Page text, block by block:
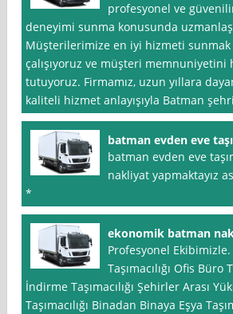
profesyonel ve
deneyimi sunma konusunda
Müşterilerimize en iyi hizmeti
çalışıyoruz ve müşteri memnuniyetini
tutuyoruz. Firmamız, uzun yıllara
kaliteli hizmet anlayışıyla Batman
batman evden eve
batman evden eve
nakliyat yapmaktayız
*
ekonomik batman
Profesyonel Ekibimizle.
Taşımacılığı Ofis Büro
İndirme Taşımacılığı Şehirler Arası
Taşımacılığı Binadan Binaya Eşya